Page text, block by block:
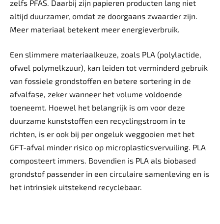
zelfs PFAS. Daarbij zijn papieren producten lang niet
altijd duurzamer, omdat ze doorgaans zwaarder zijn.
Meer materiaal betekent meer energieverbruik.
Een slimmere materiaalkeuze, zoals PLA (polylactide,
ofwel polymelkzuur), kan leiden tot verminderd gebruik
van fossiele grondstoffen en betere sortering in de
afvalfase, zeker wanneer het volume voldoende
toeneemt. Hoewel het belangrijk is om voor deze
duurzame kunststoffen een recyclingstroom in te
richten, is er ook bij per ongeluk weggooien met het
GFT-afval minder risico op microplasticsvervuiling. PLA
composteert immers. Bovendien is PLA als biobased
grondstof passender in een circulaire samenleving en is
het intrinsiek uitstekend recyclebaar.